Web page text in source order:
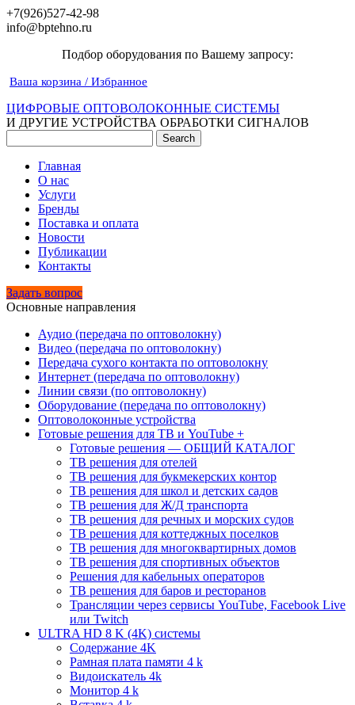
+7(926)527-42-98
info@bptehno.ru
Подбор оборудования по Вашему запросу:
Ваша корзина / Избранное
ЦИФРОВЫЕ ОПТОВОЛОКОННЫЕ СИСТЕМЫ
И ДРУГИЕ УСТРОЙСТВА ОБРАБОТКИ СИГНАЛОВ
Главная
О нас
Услуги
Бренды
Поставка и оплата
Новости
Публикации
Контакты
Задать вопрос
Основные направления
Аудио (передача по оптоволокну)
Видео (передача по оптоволокну)
Передача сухого контакта по оптоволокну
Интернет (передача по оптоволокну)
Линии связи (по оптоволокну)
Оборудование (передача по оптоволокну)
Оптоволоконные устройства
Готовые решения для ТВ и YouTube +
Готовые решения — ОБЩИЙ КАТАЛОГ
ТВ решения для отелей
ТВ решения для букмекерских контор
ТВ решения для школ и детских садов
ТВ решения для Ж/Д транспорта
ТВ решения для речных и морских судов
ТВ решения для коттеджных поселков
ТВ решения для многоквартирных домов
ТВ решения для спортивных объектов
Решения для кабельных операторов
ТВ решения для баров и ресторанов
Трансляции через сервисы YouTube, Facebook Live
или Twitch
ULTRA HD 8 K (4K) системы
Содержание 4K
Рамная плата памяти 4 k
Видоискатель 4k
Монитор 4 k